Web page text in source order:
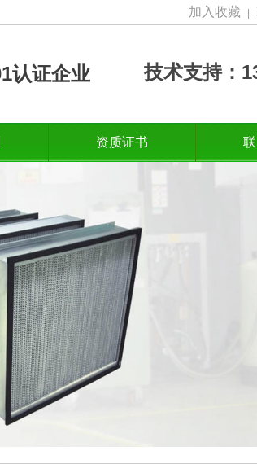
加入收藏
认证企业 技术支持：
资质证书